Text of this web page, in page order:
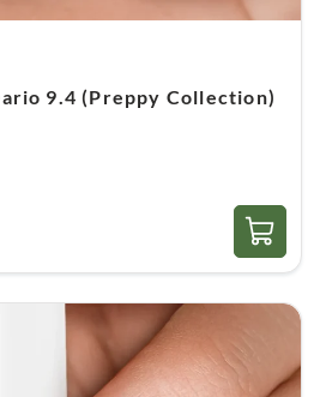
9.4 (Preppy Collection)